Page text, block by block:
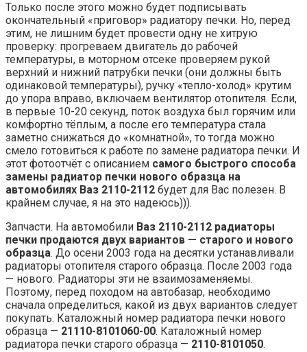
Только после этого можно будет подписывать
окончательный «приговор» радиатору печки. Но, перед
этим, не лишним будет провести одну не хитрую
проверку: прогреваем двигатель до рабочей
температуры, в моторном отсеке проверяем рукой
верхний и нижний патрубки печки (они должны быть
одинаковой температуры), ручку «тепло-холод» крутим
до упора вправо, включаем вентилятор отопителя. Если,
в первые 10-20 секунд, поток воздуха был горячим или
комфортно тёплым, а после его температура стала
заметно снижаться до «комнатной», то тогда можно
смело готовиться к работе по замене радиатора печки. И
этот фотоотчёт с описанием самого быстрого способа
замены радиатор печки нового образца на
автомобилях Ваз 2110-2112 будет для Вас полезен. В
крайнем случае, я на это надеюсь))).
Запчасти. На автомобили Ваз 2110-2112 радиаторы
печки продаются двух вариантов — старого и нового
образца. До осени 2003 года на десятки устанавливали
радиаторы отопителя старого образца. После 2003 года
— нового. Радиаторы эти не взаимозаменяемы.
Поэтому, перед походом на автобазар, необходимо
сначала определиться, какой из двух вариантов следует
покупать. Каталожный номер радиатора печки нового
образца — 21110-8101060-00. Каталожный номер
радиатора печки старого образца — 2110-8101050.